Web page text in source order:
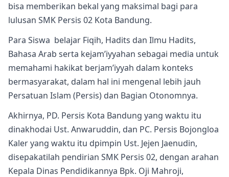
bisa memberikan bekal yang maksimal bagi para
lulusan SMK Persis 02 Kota Bandung.
Para Siswa belajar Fiqih, Hadits dan Ilmu Hadits,
Bahasa Arab serta kejam’iyyahan sebagai media untuk
memahami hakikat berjam’iyyah dalam konteks
bermasyarakat, dalam hal ini mengenal lebih jauh
Persatuan Islam (Persis) dan Bagian Otonomnya.
Akhirnya, PD. Persis Kota Bandung yang waktu itu
dinakhodai Ust. Anwaruddin, dan PC. Persis Bojongloa
Kaler yang waktu itu dpimpin Ust. Jejen Jaenudin,
disepakatilah pendirian SMK Persis 02, dengan arahan
Kepala Dinas Pendidikannya Bpk. Oji Mahroji,